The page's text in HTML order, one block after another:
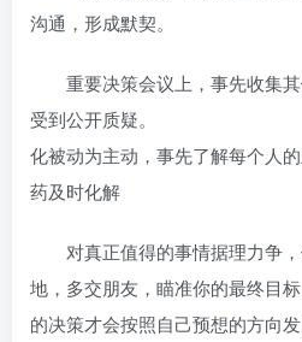
沟通，形成默契。
重要决策会议上，事先收集
受到公开质疑。
化被动为主动，事先了解每个人
药及时化解
对真正值得的事情据理力争
地，多交朋友，瞄准你的最终目
的决策才会按照自己预想的方向